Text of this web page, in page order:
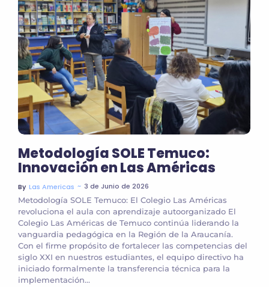
Metodología SOLE Temuco:
Innovación en Las Américas
By Las Americas ~ 3 de Junio de 2026
Metodología SOLE Temuco: El Colegio Las Américas
revoluciona el aula con aprendizaje autoorganizado El
Colegio Las Américas de Temuco continúa liderando la
vanguardia pedagógica en la Región de la Araucanía.
Con el firme propósito de fortalecer las competencias del
siglo XXI en nuestros estudiantes, el equipo directivo ha
iniciado formalmente la transferencia técnica para la
implementación...